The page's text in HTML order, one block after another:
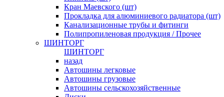
Кран Маевского (шт)
Прокладка для алюминиевого радиатора (шт)
Канализационные трубы и фитинги
Полипропиленовая продукция / Прочее
ШИНТОРГ
ШИНТОРГ
назад
Автошины легковые
Автошины грузовые
Автошины сельскохозяйственные